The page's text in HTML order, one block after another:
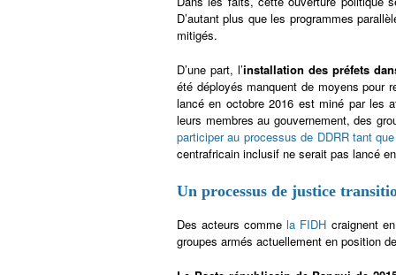
D’autant plus que les programmes
mitigés.
D’une part, l’installation des préfets
été déployés manquent de moyens pour
lancé en octobre 2016 est miné par les
leurs membres au gouvernement, des
participer au processus de DDRR tant
centrafricain inclusif ne serait pas lancé
Un processus de justice
Des acteurs commela FIDH craignent
groupes armés actuellement en position